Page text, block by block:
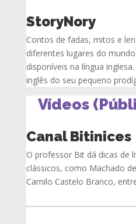
StoryNory
Contos de fadas, mitos e
diferentes lugares do
disponíveis na língua
inglês do seu pequeno
Vídeos
Canal Bitinices
O professor Bit dá dicas de
clássicos, como Machado
Camilo Castelo Branco,